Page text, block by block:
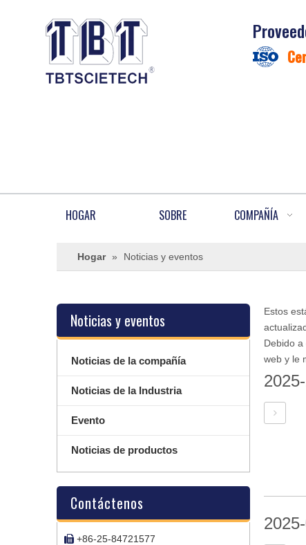
HOGAR SOBRE COMPAÑÍA
Hogar » Noticias y eventos
Noticias y eventos
Noticias de la compañía
Noticias de la Industria
Evento
Noticias de productos
Contáctenos
 +86-25-84721577
Estos
Debido
web y le